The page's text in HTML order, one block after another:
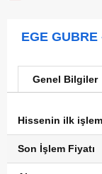
EGE GUBRE
Genel Bilgiler
Hissenin ilk
Son İşlem Fiyatı